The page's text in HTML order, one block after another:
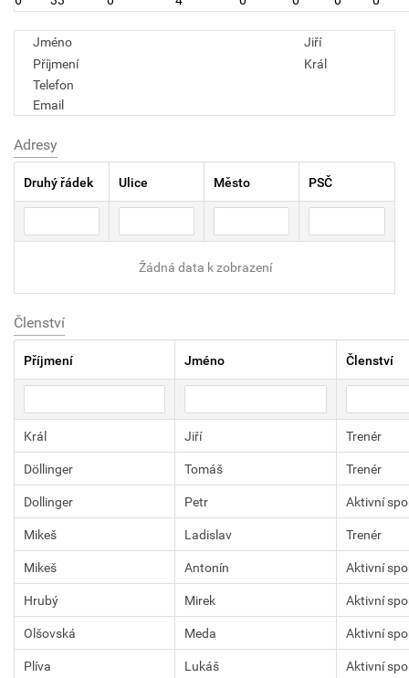
Jméno
Jiří
Příjmení
Král
Telefon
Email
Adresy
Druhý řádek Ulice Město PSČ
Žádná data k zobrazení
Členství
Příjmení Jméno Členství
Král Jiří Trenér
Döllinger Tomáš Trenér
Dollinger Petr Aktivní
Mikeš Ladislav Trenér
Mikeš Antonín Aktivní
Hrubý Mirek Aktivní
Olšovská Meda Aktivní
Plíva Lukáš Aktivní